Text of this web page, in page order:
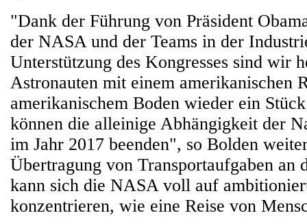
"Dank der Führung von Präsident
der NASA und der Teams in der
Unterstützung des Kongresses sind wir
Astronauten mit einem amerikanischen
amerikanischem Boden wieder ein
können die alleinige Abhängigkeit der
im Jahr 2017 beenden", so Bolden
Übertragung von Transportaufgaben an
kann sich die NASA voll auf
konzentrieren, wie eine Reise von